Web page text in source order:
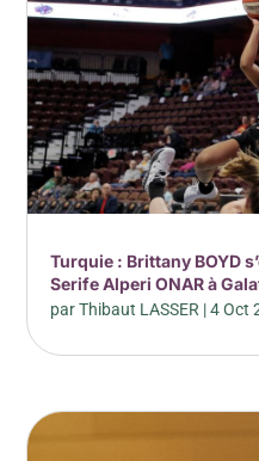
Turquie : Brittany BOYD
Serife Alperi ONAR à
parThibaut LASSER |4 Oct